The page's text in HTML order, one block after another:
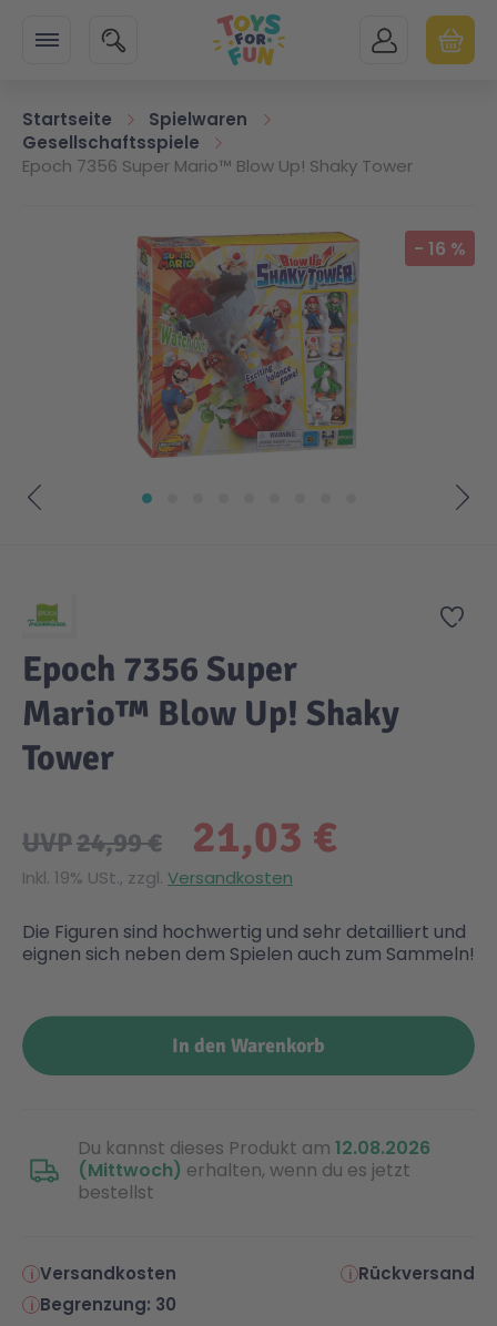
SUCHE MEIN KONTO
Startseite
Spielwaren
Gesellschaftsspiele
Epoch 7356 Super Mario™ Blow Up! Shaky Tower
Zum Ende der Bildgalerie springen - 16 %
Zur
Epoch 7356 Super
Mario™ Blow Up! Shaky
Tower
21,03 €
UVP24,99 €
Inkl. 19% USt., zzgl. Versandkosten
Die Figuren sind hochwertig und sehr detailliert und
eignen sich neben dem Spielen auch zum Sammeln!
In den Warenkorb
Du kannst dieses Produkt am 12.08.2026
(Mittwoch) erhalten, wenn du es jetzt
bestellst
Versandkosten
Rückversand
Begrenzung: 30